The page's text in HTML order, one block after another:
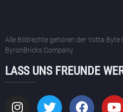
Alle Bildrechte gehören der Yotta
ByronBricks Company
LASS UNS FREUNDE